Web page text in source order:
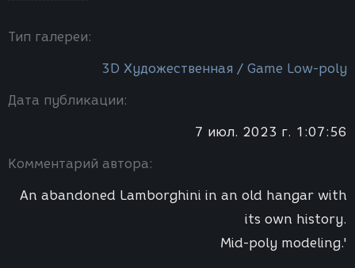
Тип галереи:
3D Художественная / Game Low-poly
Дата публикации:
7 июл. 2023 г. 1:07:56
Комментарий автора:
An abandoned Lamborghini in an old hangar with
its own history.
Mid-poly modeling.'